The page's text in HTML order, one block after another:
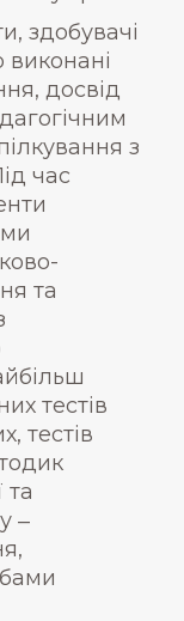
здобувачі
досвід
з
час
та
тестів
тестів
та
‒